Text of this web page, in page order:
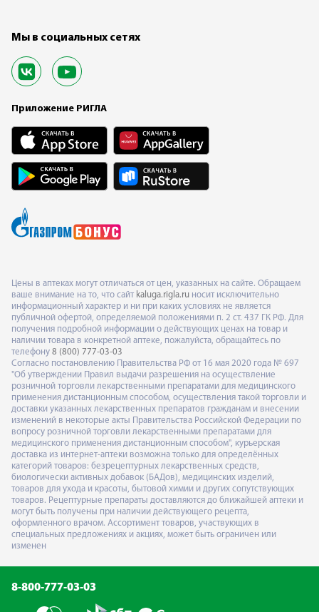
Мы в социальных сетях
Приложение РИГЛА
Цены в аптеках могут отличаться от цен, указанных на сайте. Обращаем
ваше внимание на то, что сайт kaluga.rigla.ru носит исключительно
информационный характер и ни при каких условиях не является
публичной офертой, определяемой положениями п. 2 ст. 437 ГК РФ. Для
получения подробной информации о действующих ценах на товар и
наличии товара в конкретной аптеке, пожалуйста, обращайтесь по
телефону 8 (800) 777-03-03
Согласно постановлению Правительства РФ от 16 мая 2020 года № 697
"Об утверждении Правил выдачи разрешения на осуществление
розничной торговли лекарственными препаратами для медицинского
применения дистанционным способом, осуществления такой торговли и
доставки указанных лекарственных препаратов гражданам и внесении
изменений в некоторые акты Правительства Российской Федерации по
вопросу розничной торговли лекарственными препаратами для
медицинского применения дистанционным способом", курьерская
доставка из интернет-аптеки возможна только для определённых
категорий товаров: безрецептурных лекарственных средств,
биологически активных добавок (БАДов), медицинских изделий,
товаров для ухода и красоты, бытовой химии и других сопутствующих
товаров. Рецептурные препараты доставляются до ближайшей аптеки и
могут быть получены при наличии действующего рецепта,
оформленного врачом. Ассортимент товаров, участвующих в
специальных предложениях и акциях, может быть ограничен или
изменен
8-800-777-03-03